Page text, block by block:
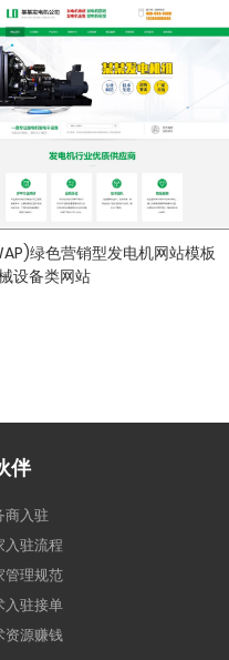
绿色营销型发电机网站模板
设备类网站
伴
商入驻
入驻流程
管理规范
入驻接单
资源赚钱